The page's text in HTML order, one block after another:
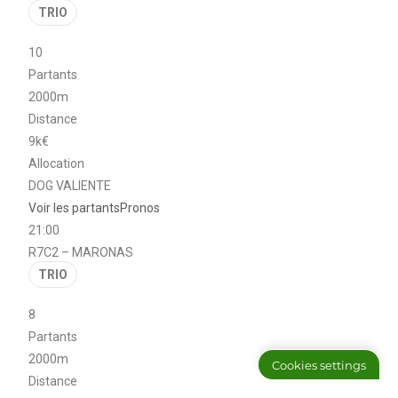
TRIO
10
Partants
2000m
Distance
9k€
Allocation
DOG VALIENTE
Voir les partantsPronos
21:00
R7C2 – MARONAS
TRIO
8
Partants
2000m
Distance
Cookies settings